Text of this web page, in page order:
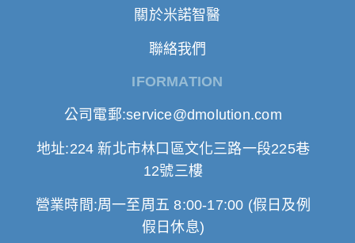
關於米諾智醫
聯絡我們
IFORMATION
公司電郵:service@dmolution.com
地址:224 新北市林口區文化三路一段225巷
12號三樓
營業時間:周一至周五 8:00-17:00 (假日及例
假日休息)